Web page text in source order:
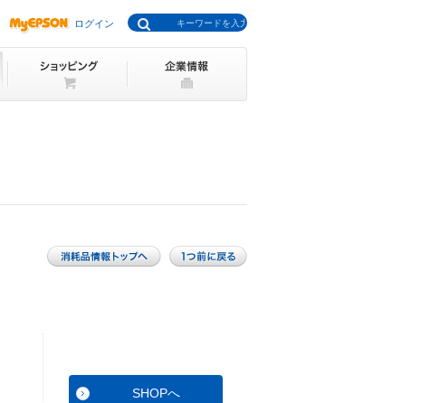
ログイン
SHOPへ